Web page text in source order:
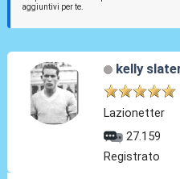
aggiuntivi per te.
kelly
Lazionetter
27.159
Registrato